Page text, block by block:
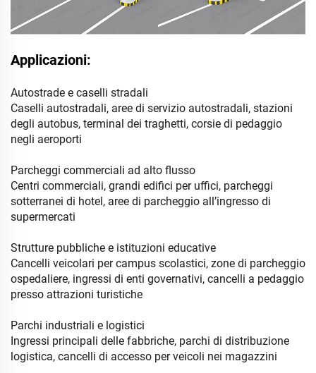
Applicazioni:
Autostrade e caselli stradali
Caselli autostradali, aree di servizio autostradali, stazioni
degli autobus, terminal dei traghetti, corsie di pedaggio
negli aeroporti
Parcheggi commerciali ad alto flusso
Centri commerciali, grandi edifici per uffici, parcheggi
sotterranei di hotel, aree di parcheggio all’ingresso di
supermercati
Strutture pubbliche e istituzioni educative
Cancelli veicolari per campus scolastici, zone di parcheggio
ospedaliere, ingressi di enti governativi, cancelli a pedaggio
presso attrazioni turistiche
Parchi industriali e logistici
Ingressi principali delle fabbriche, parchi di distribuzione
logistica, cancelli di accesso per veicoli nei magazzini